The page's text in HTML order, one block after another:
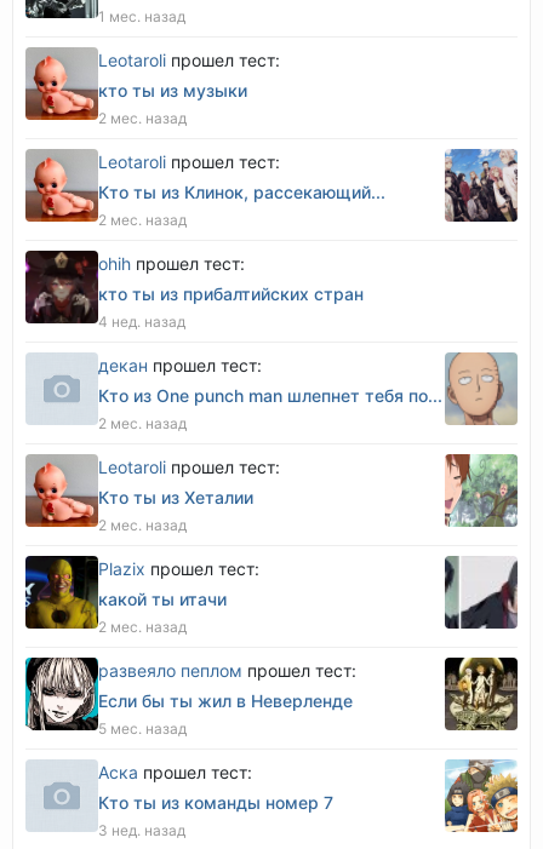
1 мес. назад
Leotaroli прошел тест:
кто ты из музыки
2 мес. назад
Leotaroli прошел тест:
Кто ты из Клинок, рассекающий...
2 мес. назад
оhih прошел тест:
кто ты из прибалтийских стран
4 нед. назад
декан прошел тест:
Кто из One punch man шлепнет тебя по...
2 мес. назад
Leotaroli прошел тест:
Кто ты из Хеталии
2 мес. назад
Plazix прошел тест:
какой ты итачи
2 мес. назад
развеяло пеплом прошел тест:
Если бы ты жил в Неверленде
5 мес. назад
Аска прошел тест:
Кто ты из команды номер 7
3 нед. назад